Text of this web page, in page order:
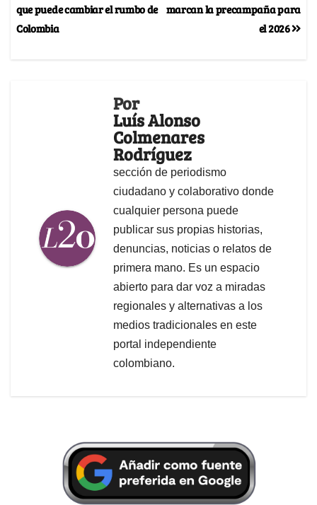
marcan la precampaña para
el 2026
que puede cambiar el rumbo de
Colombia
Por
Luís Alonso
Colmenares
Rodríguez
sección de periodismo
ciudadano y colaborativo donde
cualquier persona puede
publicar sus propias historias,
denuncias, noticias o relatos de
primera mano. Es un espacio
abierto para dar voz a miradas
regionales y alternativas a los
medios tradicionales en este
portal independiente
colombiano.